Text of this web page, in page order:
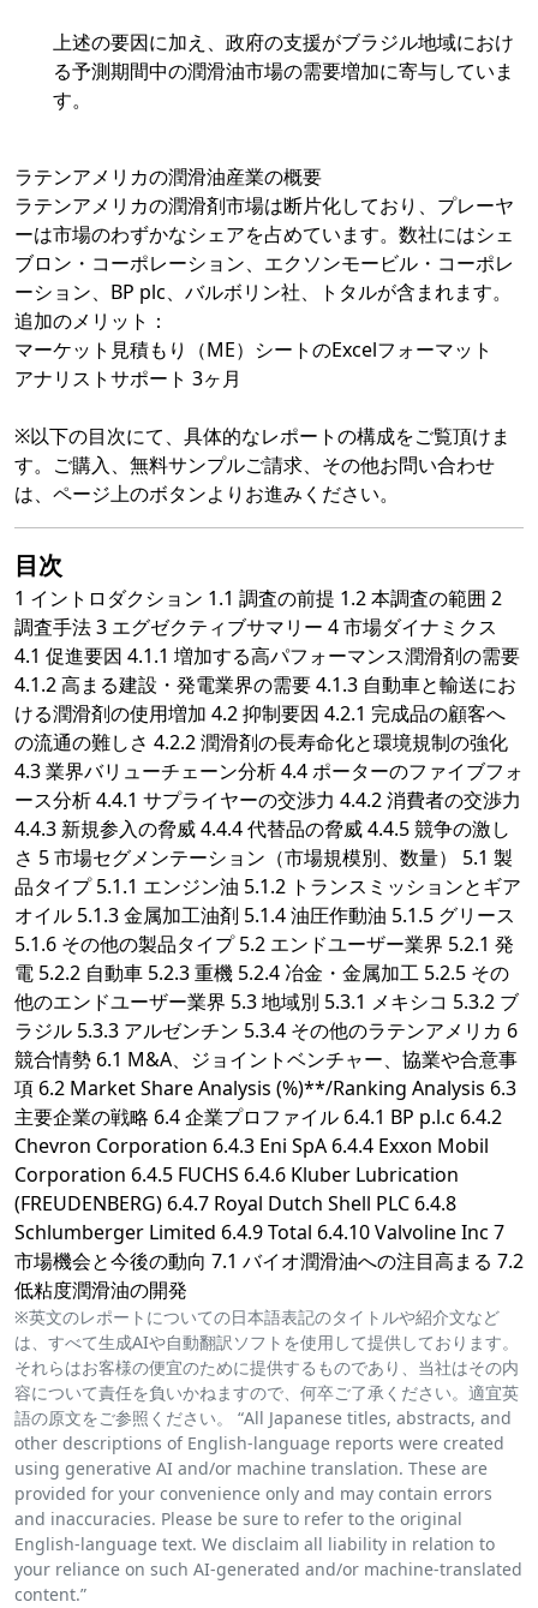
上述の要因に加え、政府の支援がブラジル地域におけ
る予測期間中の潤滑油市場の需要増加に寄与していま
す。
ラテンアメリカの潤滑油産業の概要
ラテンアメリカの潤滑剤市場は断片化しており、プレーヤ
ーは市場のわずかなシェアを占めています。数社にはシェ
ブロン・コーポレーション、エクソンモービル・コーポレ
ーション、BP plc、バルボリン社、トタルが含まれます。
追加のメリット：
マーケット見積もり（ME）シートのExcelフォーマット
アナリストサポート 3ヶ月
※以下の目次にて、具体的なレポートの構成をご覧頂けま
す。ご購入、無料サンプルご請求、その他お問い合わせ
は、ページ上のボタンよりお進みください。
目次
1 イントロダクション 1.1 調査の前提 1.2 本調査の範囲 2
調査手法 3 エグゼクティブサマリー 4 市場ダイナミクス
4.1 促進要因 4.1.1 増加する高パフォーマンス潤滑剤の需要
4.1.2 高まる建設・発電業界の需要 4.1.3 自動車と輸送にお
ける潤滑剤の使用増加 4.2 抑制要因 4.2.1 完成品の顧客へ
の流通の難しさ 4.2.2 潤滑剤の長寿命化と環境規制の強化
4.3 業界バリューチェーン分析 4.4 ポーターのファイブフォ
ース分析 4.4.1 サプライヤーの交渉力 4.4.2 消費者の交渉力
4.4.3 新規参入の脅威 4.4.4 代替品の脅威 4.4.5 競争の激し
さ 5 市場セグメンテーション（市場規模別、数量） 5.1 製
品タイプ 5.1.1 エンジン油 5.1.2 トランスミッションとギア
オイル 5.1.3 金属加工油剤 5.1.4 油圧作動油 5.1.5 グリース
5.1.6 その他の製品タイプ 5.2 エンドユーザー業界 5.2.1 発
電 5.2.2 自動車 5.2.3 重機 5.2.4 冶金・金属加工 5.2.5 その
他のエンドユーザー業界 5.3 地域別 5.3.1 メキシコ 5.3.2 ブ
ラジル 5.3.3 アルゼンチン 5.3.4 その他のラテンアメリカ 6
競合情勢 6.1 M&A、ジョイントベンチャー、協業や合意事
項 6.2 Market Share Analysis (%)**/Ranking Analysis 6.3
主要企業の戦略 6.4 企業プロファイル 6.4.1 BP p.l.c 6.4.2
Chevron Corporation 6.4.3 Eni SpA 6.4.4 Exxon Mobil
Corporation 6.4.5 FUCHS 6.4.6 Kluber Lubrication
(FREUDENBERG) 6.4.7 Royal Dutch Shell PLC 6.4.8
Schlumberger Limited 6.4.9 Total 6.4.10 Valvoline Inc 7
市場機会と今後の動向 7.1 バイオ潤滑油への注目高まる 7.2
低粘度潤滑油の開発
※英文のレポートについての日本語表記のタイトルや紹介文など
は、すべて生成AIや自動翻訳ソフトを使用して提供しております。
それらはお客様の便宜のために提供するものであり、当社はその内
容について責任を負いかねますので、何卒ご了承ください。適宜英
語の原文をご参照ください。 “All Japanese titles, abstracts, and
other descriptions of English-language reports were created
using generative AI and/or machine translation. These are
provided for your convenience only and may contain errors
and inaccuracies. Please be sure to refer to the original
English-language text. We disclaim all liability in relation to
your reliance on such AI-generated and/or machine-translated
content.”